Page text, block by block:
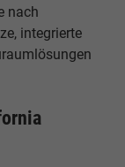
nach
integrierte